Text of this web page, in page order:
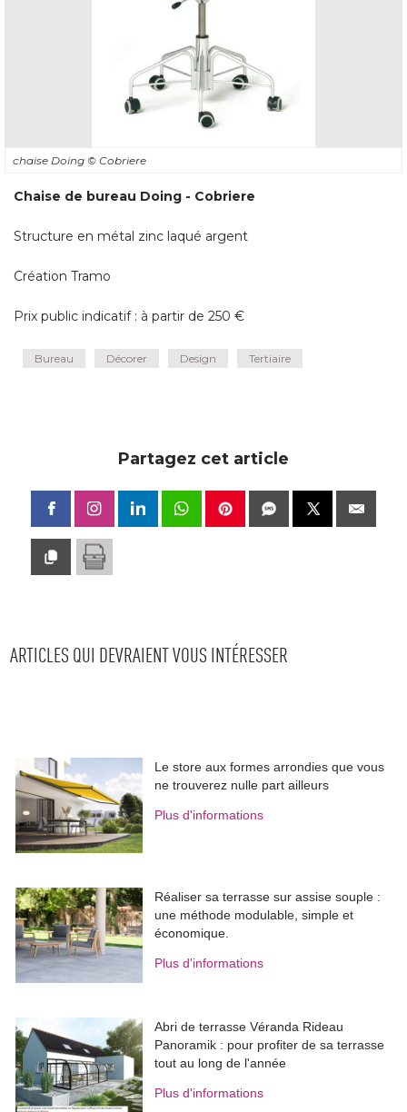
chaise Doing © Cobriere
Chaise de bureau Doing - Cobriere
Structure en métal zinc laqué argent
Création Tramo
Prix public indicatif : à partir de 250 €
Bureau Décorer Design Tertiaire
Partagez cet article
ARTICLES QUI DEVRAIENT VOUS INTÉRESSER
Le store aux formes arrondies que vous
ne trouverez nulle part ailleurs
Plus d'informations
Réaliser sa terrasse sur assise souple :
une méthode modulable, simple et
économique.
Plus d'informations
Abri de terrasse Véranda Rideau
Panoramik : pour profiter de sa terrasse
tout au long de l'année
Plus d'informations